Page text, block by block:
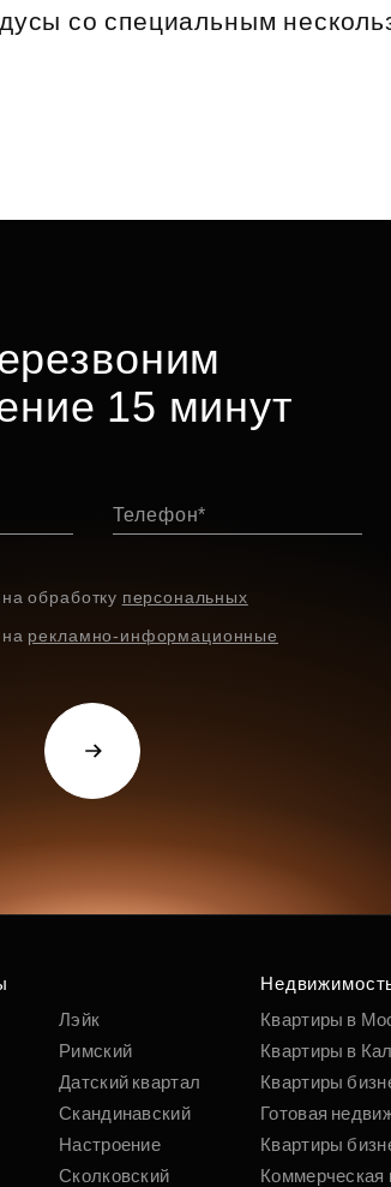
со специальным
15 минут
Телефон
обработку персональных
рекламно-информационные
Лэйк
Римский
Датский квартал
Скандинавский
Настроение
Сколковский
Квартиры в
Квартиры в
Квартиры
Готовая
Квартиры
Коммерческая